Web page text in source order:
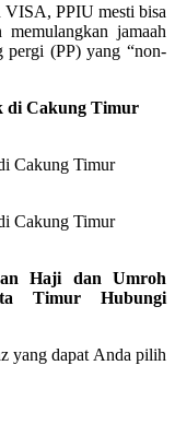
VISA, PPIU mesti bisa
memulangkan jamaah
pergi (PP) yang “non-
di Cakung Timur
Haji dan Umroh
Timur Hubungi
yang dapat Anda pilih